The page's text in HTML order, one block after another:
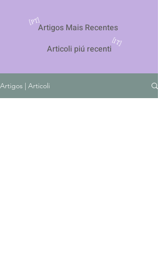
Artigos Mais Recentes
[PT]
Articoli piú recenti
[IT]
Artigos | Articoli